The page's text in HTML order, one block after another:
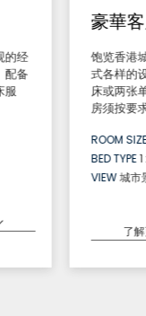
的经
配备
服
豪華
饱览香港
式各样的
床或两张
房须按要
ROOM
BED TYPE
VIEW城市
了